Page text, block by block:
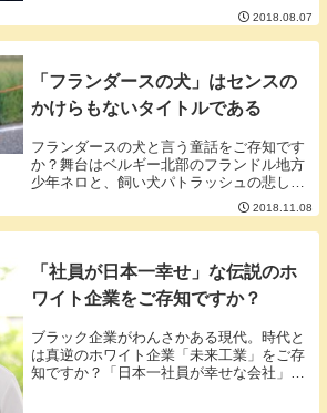
か」ということがあります。SNSを見てて
よく思うのが投稿主はすごく綺麗に映って
いるけどタ...
2018.08.07
「フランダースの犬」はセンスの
かけらもないタイトルである
フランダースの犬と言う童話をご存知です
か？舞台はベルギー北部のフランドル地方
少年ネロと、飼い犬パトラッシュの悲しす
ぎる物語です。（詳しくはこちら）＜ここ
までの整理＞フランダース：地域の名称パ
トラッシュ：犬の名前ネロ：人の名前■紛
2018.11.08
「社員が日本一幸せ」な伝説のホ
ワイト企業をご存知ですか？
ブラック企業がわんさかある現代。時代と
は真逆のホワイト企業「未来工業」をご存
知ですか？「日本一社員が幸せな会社」と